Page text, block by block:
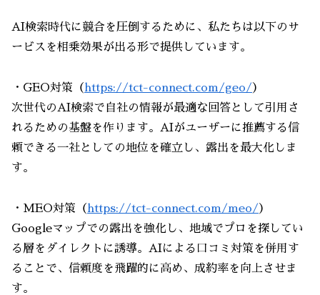
AI検索時代に競合を圧倒するために、私たちは以下のサ
ービスを相乗効果が出る形で提供しています。
・GEO対策（ https://tct-connect.com/geo/）
次世代のAI検索で自社の情報が最適な回答として引用さ
れるための基盤を作ります。AIがユーザーに推薦する信
頼できる一社としての地位を確立し、露出を最大化しま
す。
・MEO対策（ https://tct-connect.com/meo/）
Googleマップでの露出を強化し、地域でプロを探してい
る層をダイレクトに誘導。AIによる口コミ対策を併用す
ることで、信頼度を飛躍的に高め、成約率を向上させま
す。